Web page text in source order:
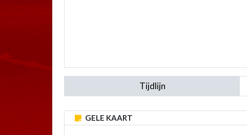
Tijdlijn
GELE KAART